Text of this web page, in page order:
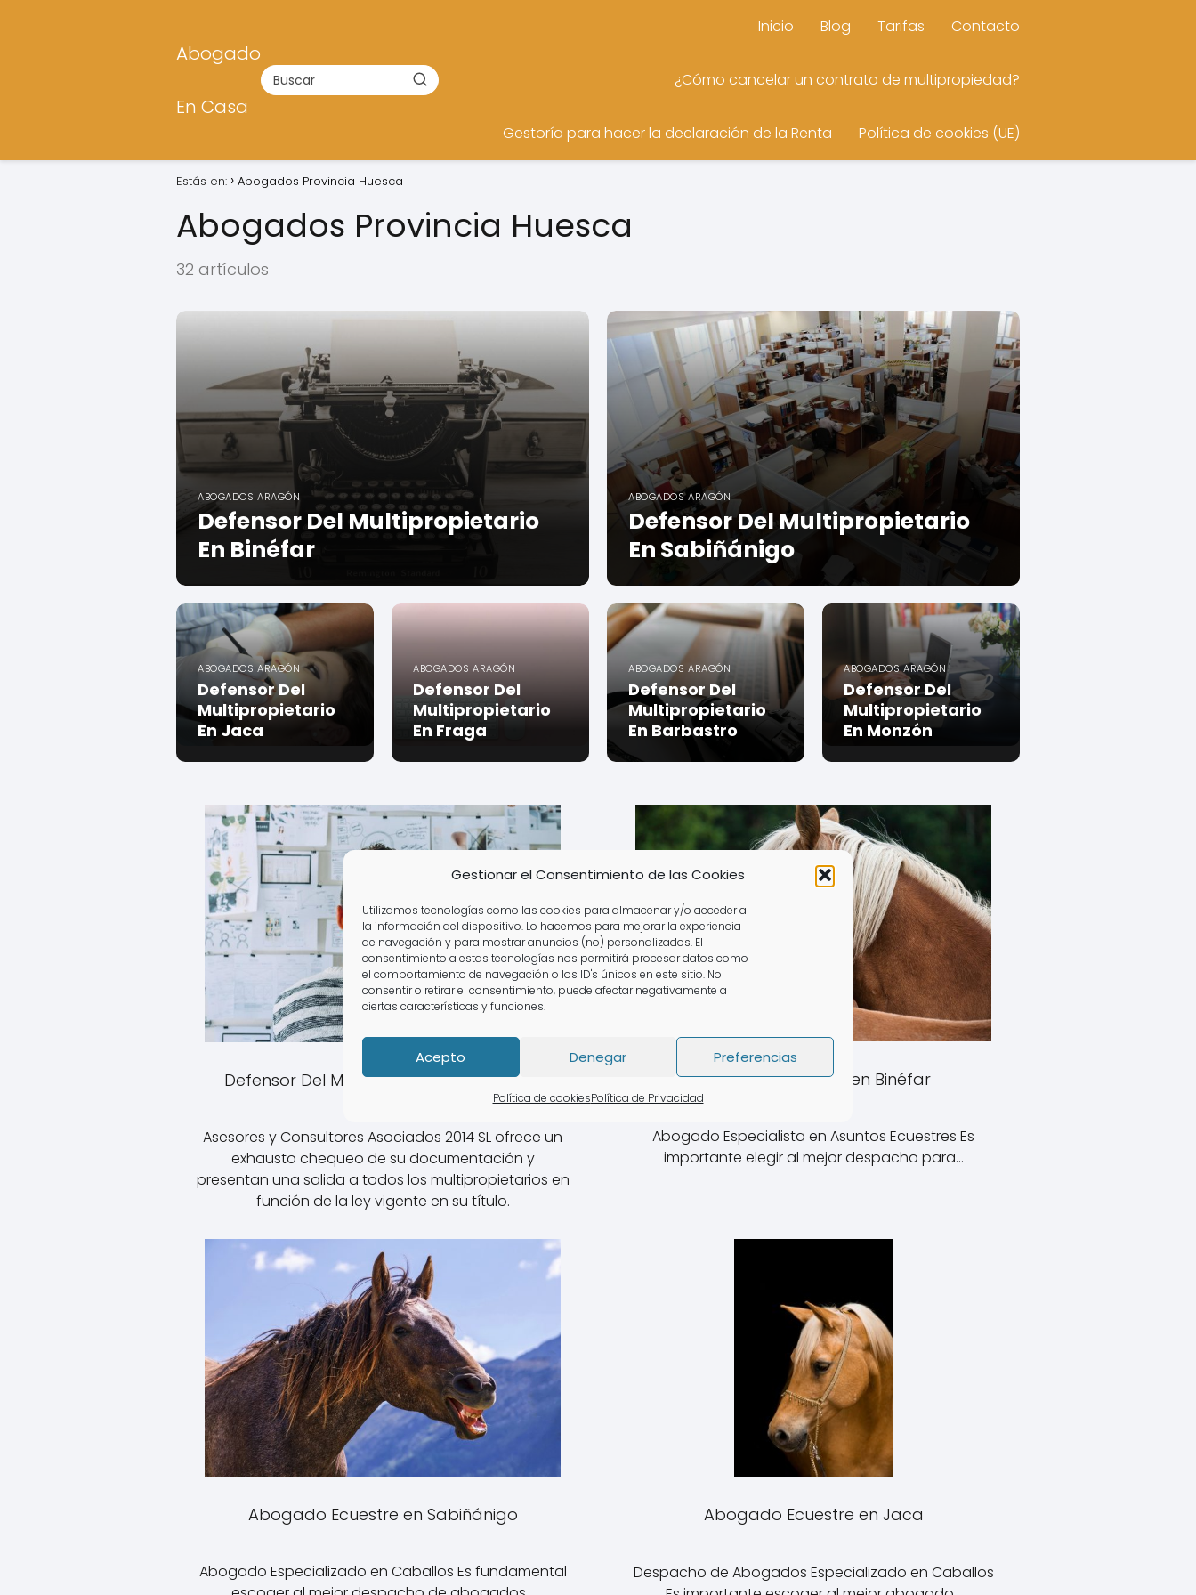
Gestionar el Consentimiento de las Cookies
Utilizamos tecnologías como las cookies para almacenar y/o acceder a
la información del dispositivo. Lo hacemos para mejorar la experiencia
de navegación y para mostrar anuncios (no) personalizados. El
consentimiento a estas tecnologías nos permitirá procesar datos como
el comportamiento de navegación o los ID's únicos en este sitio. No
consentir o retirar el consentimiento, puede afectar negativamente a
ciertas características y funciones.
Acepto Denegar Preferencias
Política de cookiesPolítica de Privacidad
Abogado
En Casa
Inicio Blog Tarifas Contacto
¿Cómo cancelar un contrato de multipropiedad?
Gestoría para hacer la declaración de la Renta Política de cookies (UE)
Estás en: Abogados Provincia Huesca
Abogados Provincia Huesca
32 artículos
ABOGADOS ARAGÓN
Defensor Del Multipropietario
En Binéfar
ABOGADOS ARAGÓN
Defensor Del Multipropietario
En Sabiñánigo
ABOGADOS ARAGÓN
Defensor Del
Multipropietario
En Jaca
ABOGADOS ARAGÓN
Defensor Del
Multipropietario
En Fraga
ABOGADOS ARAGÓN
Defensor Del
Multipropietario
En Barbastro
ABOGADOS ARAGÓN
Defensor Del
Multipropietario
En Monzón
Defensor Del Multipropietario En Huesca
Asesores y Consultores Asociados 2014 SL ofrece un
exhausto chequeo de su documentación y
presentan una salida a todos los multipropietarios en
función de la ley vigente en su título.
Abogado Ecuestre en Binéfar
Abogado Especialista en Asuntos Ecuestres Es
importante elegir al mejor despacho para…
Abogado Ecuestre en Sabiñánigo
Abogado Especializado en Caballos Es fundamental
Abogado Ecuestre en Jaca
Despacho de Abogados Especializado en Caballos